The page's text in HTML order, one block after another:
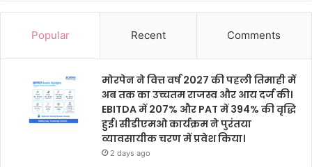
Popular Recent Comments
मोरपेन ने वित्त वर्ष 2027 की पहली तिमाही में
अब तक का उच्चतम राजस्व और आय दर्ज की।
EBITDA में 207% और PAT में 394% की वृद्धि
हुई। सीडीएमओ कार्यक्रम ने पुरंतया
व्यावसायीक चरण में प्रवेश किया।
2 days ago